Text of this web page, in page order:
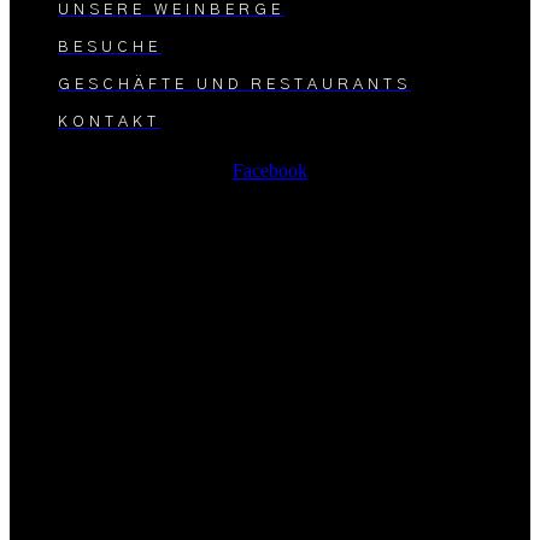
UNSERE WEINBERGE
BESUCHE
GESCHÄFTE UND RESTAURANTS
KONTAKT
Facebook